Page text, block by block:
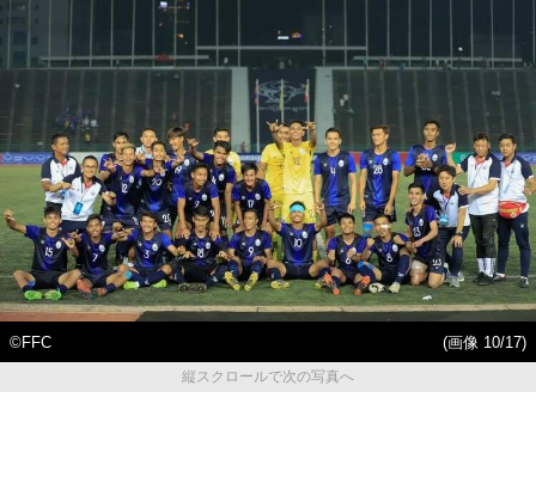
©FFC
(画像 10/17)
縦スクロールで次の写真へ